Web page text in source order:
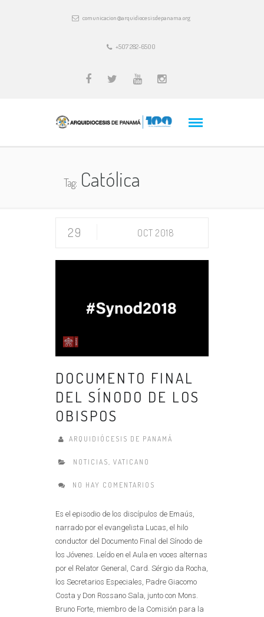
comunicacion@arquidiocesisdepanama.org
+507 282-6500
Tag:Católica
29 OCT 2018
DOCUMENTO FINAL
DEL SÍNODO DE LOS
OBISPOS
ARQUIDIÓCESIS DE PANAMÁ
NOTICIAS VATICANO
NO HAY COMENTARIOS
Es el episodio de los discípulos de Emaús,
narrado por el evangelista Lucas, el hilo
conductor del Documento Final del Sínodo de
los Jóvenes. Leído en el Aula en voces alternas
por el Relator General, Card. Sérgio da Rocha,
los Secretarios Especiales, Padre Giacomo
Costa y Don Rossano Sala, junto con Mons.
Bruno Forte, miembro de la Comisión para la